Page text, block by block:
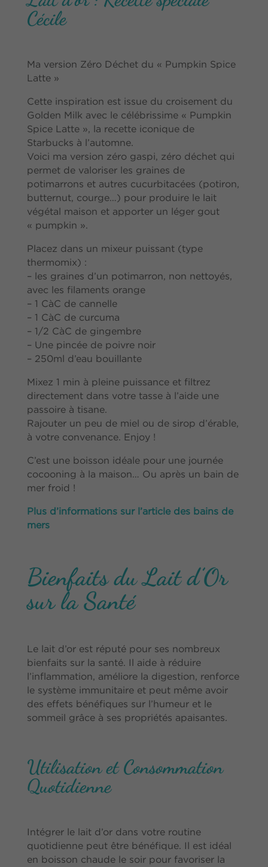
Cécile
Ma version Zéro Déchet du « Pumpkin Spice
Latte »
Cette inspiration est issue du croisement du
Golden Milk avec le célébrissime « Pumpkin
Spice Latte », la recette iconique de
Starbucks à l’automne.
Voici ma version zéro gaspi, zéro déchet qui
permet de valoriser les graines de
potimarrons et autres cucurbitacées (potiron,
butternut, courge…) pour produire le lait
végétal maison et apporter un léger gout
« pumpkin ».
Placez dans un mixeur puissant (type
thermomix) :
– les graines d’un potimarron, non nettoyés,
avec les filaments orange
– 1 CàC de cannelle
– 1 CàC de curcuma
– 1/2 CàC de gingembre
– Une pincée de poivre noir
– 250ml d’eau bouillante
Mixez 1 min à pleine puissance et filtrez
directement dans votre tasse à l’aide une
passoire à tisane.
Rajouter un peu de miel ou de sirop d’érable,
à votre convenance. Enjoy !
C’est une boisson idéale pour une journée
cocooning à la maison… Ou après un bain de
mer froid !
Plus d’informations sur l’article des bains de
mers
Bienfaits du Lait d’Or
sur la Santé
Le lait d’or est réputé pour ses nombreux
bienfaits sur la santé. Il aide à réduire
l’inflammation, améliore la digestion, renforce
le système immunitaire et peut même avoir
des effets bénéfiques sur l’humeur et le
sommeil grâce à ses propriétés apaisantes.
Utilisation et Consommation
Quotidienne
Intégrer le lait d’or dans votre routine
quotidienne peut être bénéfique. Il est idéal
en boisson chaude le soir pour favoriser la